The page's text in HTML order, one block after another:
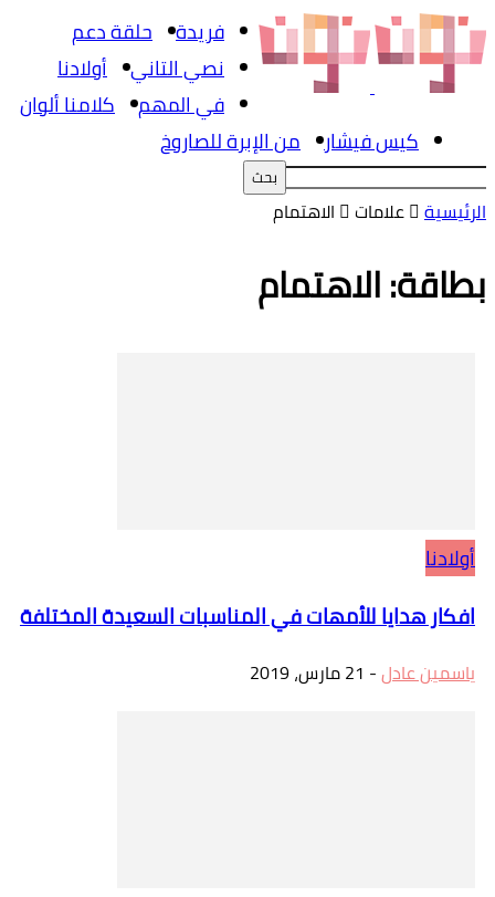
فريدة
حلقة دعم
نصي التاني
أولادنا
في المهم
كلامنا ألوان
كيس فيشار
من الإبرة للصاروخ
الرئيسية علامات الاهتمام
بطاقة: الاهتمام
أولادنا
افكار هدايا للأمهات في المناسبات السعيدة المختلفة
ياسمين عادل- 21 مارس، 2019